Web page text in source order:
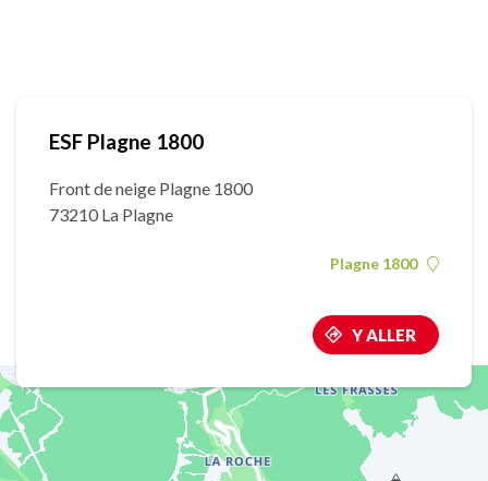
ESF Plagne 1800
Front de neige Plagne 1800
73210 La Plagne
Plagne 1800
Y ALLER